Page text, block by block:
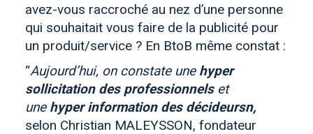
avez-vous raccroché au nez d’une personne
qui souhaitait vous faire de la publicité pour
un produit/service ? En BtoB même constat :
Aujourd’hui, on constate une hyper
sollicitation des professionnelset
une hyper information des décideursn,
selon Christian MALEYSSON, fondateur